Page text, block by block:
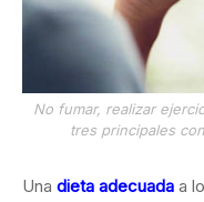
No fumar, realizar
tres principales
Una dieta adecuada a